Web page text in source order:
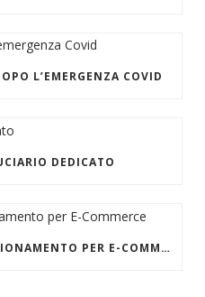
L’EMERGENZA COVID
DEDICATO
ASSEMBLAGGIO E CONFEZIONAMENTO PER E-COMMERCE